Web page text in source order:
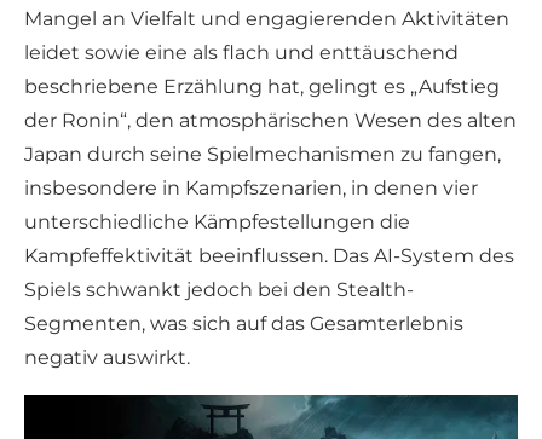
Mangel an Vielfalt und engagierenden Aktivitäten
leidet sowie eine als flach und enttäuschend
beschriebene Erzählung hat, gelingt es „Aufstieg
der Ronin“, den atmosphärischen Wesen des alten
Japan durch seine Spielmechanismen zu fangen,
insbesondere in Kampfszenarien, in denen vier
unterschiedliche Kämpfestellungen die
Kampfeffektivität beeinflussen. Das AI-System des
Spiels schwankt jedoch bei den Stealth-
Segmenten, was sich auf das Gesamterlebnis
negativ auswirkt.